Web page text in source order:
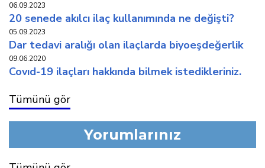
06.09.2023
20 senede akilci i̇laç kullaniminda ne deği̇şti̇?
05.09.2023
dar tedavi̇ araliği olan i̇laçlarda bi̇yoeşdeğerli̇k
09.06.2020
covid-19 i̇laçlari hakkinda bi̇lmek i̇stedi̇kleri̇ni̇z.
Tümünü gör
Yorumlarınız